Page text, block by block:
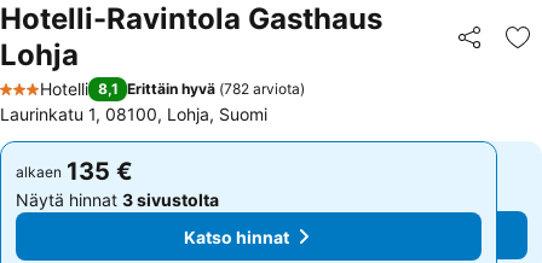
Hotelli-Ravintola Gasthaus
Lohja
Jaa
3 Tähtiluokitus
Hotelli 8,1 Erittäin hyvä (782 arviota)
Laurinkatu 1, 08100, Lohja, Suomi
alkaen 135 €
Näytä hinnat 3 sivustolta
Katso hinnat
alkaen 135 €
Näytä hinnat 3 sivustolta
Katso hinnat